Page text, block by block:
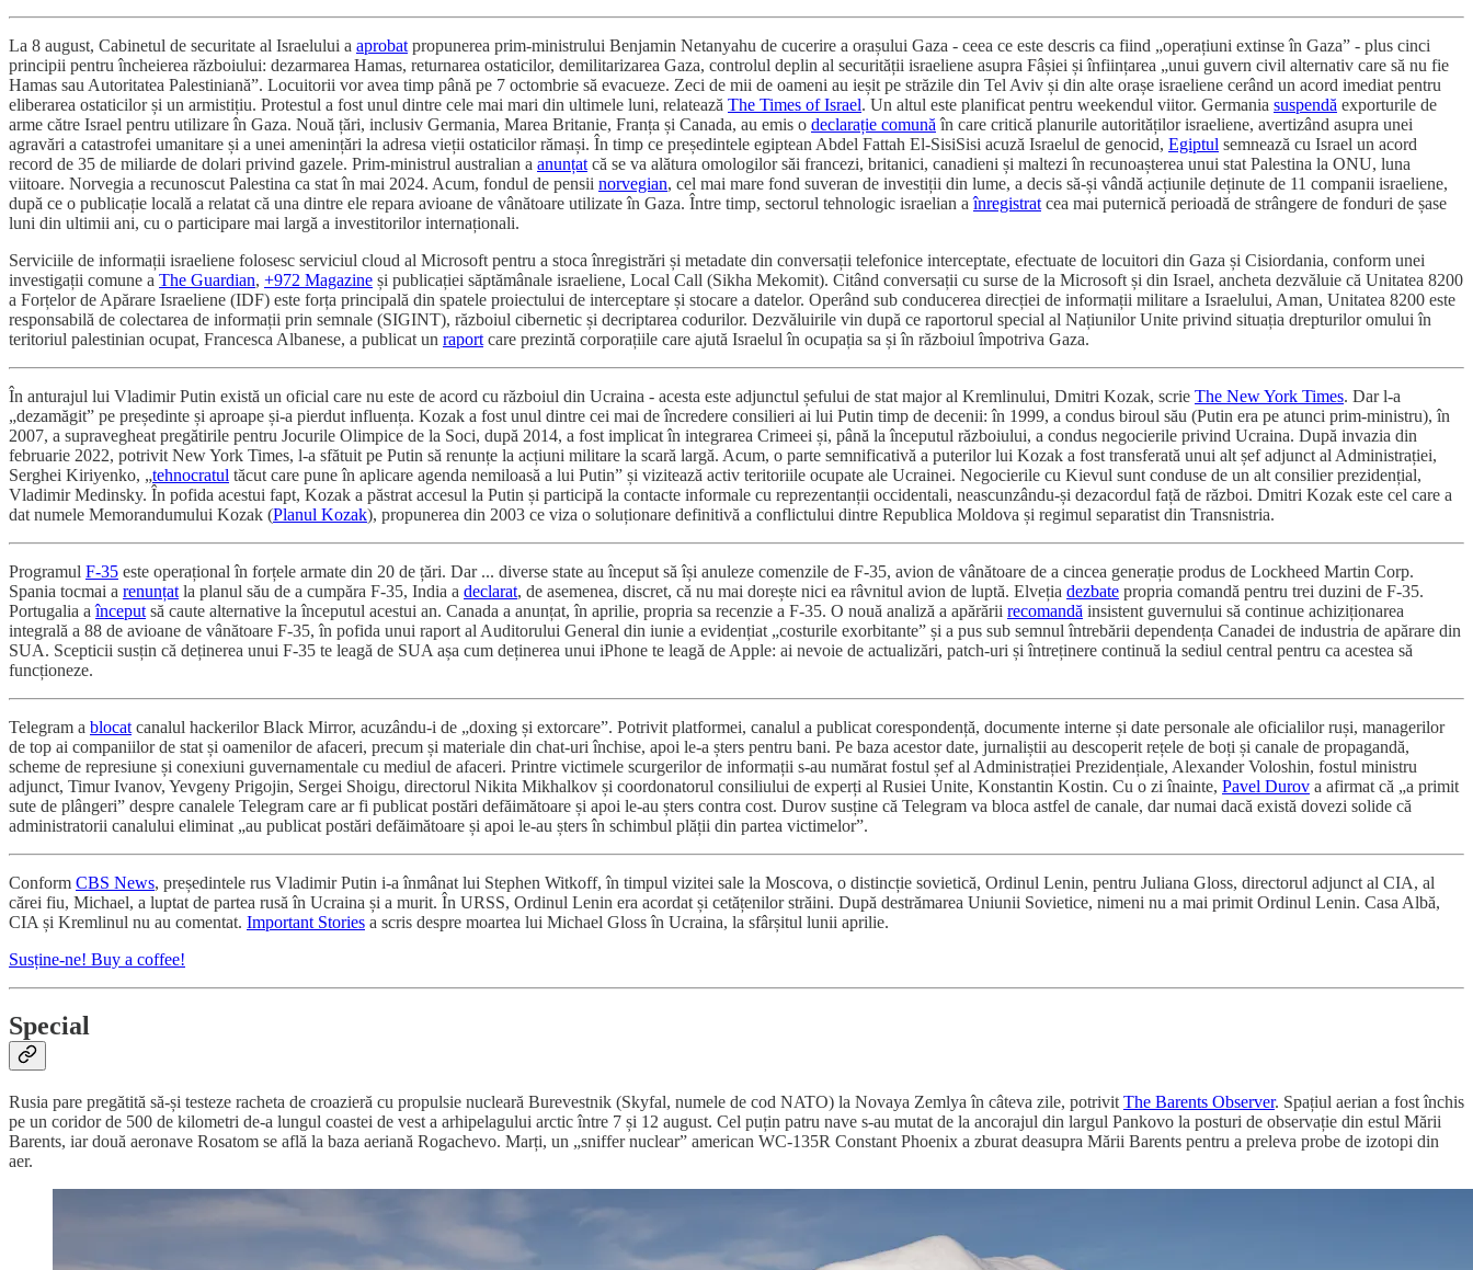
La 8 august, Cabinetul de securitate al Israelului a aprobat propunerea prim-ministrului Benjamin Netanyahu de cucerire a orașului Gaza - ceea ce este descris ca fiind „operațiuni extinse în Gaza” - plus cinci
principii pentru încheierea războiului: dezarmarea Hamas, returnarea ostaticilor, demilitarizarea Gaza, controlul deplin al securității israeliene asupra Fâșiei și înființarea „unui guvern civil alternativ care să nu fie
Hamas sau Autoritatea Palestiniană”. Locuitorii vor avea timp până pe 7 octombrie să evacueze. Zeci de mii de oameni au ieșit pe străzile din Tel Aviv și din alte orașe israeliene cerând un acord imediat pentru
eliberarea ostaticilor și un armistițiu. Protestul a fost unul dintre cele mai mari din ultimele luni, relatează The Times of Israel. Un altul este planificat pentru weekendul viitor. Germania suspendă exporturile de
arme către Israel pentru utilizare în Gaza. Nouă țări, inclusiv Germania, Marea Britanie, Franța și Canada, au emis o declarație comună în care critică planurile autorităților israeliene, avertizând asupra unei
agravări a catastrofei umanitare și a unei amenințări la adresa vieții ostaticilor rămași. În timp ce președintele egiptean Abdel Fattah El-SisiSisi acuză Israelul de genocid, Egiptul semnează cu Israel un acord
record de 35 de miliarde de dolari privind gazele. Prim-ministrul australian a anunțat că se va alătura omologilor săi francezi, britanici, canadieni și maltezi în recunoașterea unui stat Palestina la ONU, luna
viitoare. Norvegia a recunoscut Palestina ca stat în mai 2024. Acum, fondul de pensii norvegian, cel mai mare fond suveran de investiții din lume, a decis să-și vândă acțiunile deținute de 11 companii israeliene,
după ce o publicație locală a relatat că una dintre ele repara avioane de vânătoare utilizate în Gaza. Între timp, sectorul tehnologic israelian aînregistrat cea mai puternică perioadă de strângere de fonduri de șase
luni din ultimii ani, cu o participare mai largă a investitorilor internaționali.
Serviciile de informații israeliene folosesc serviciul cloud al Microsoft pentru a stoca înregistrări și metadate din conversații telefonice interceptate, efectuate de locuitori din Gaza și Cisiordania, conform unei
investigații comune a The Guardian, +972 Magazine și publicației săptămânale israeliene, Local Call (Sikha Mekomit). Citând conversații cu surse de la Microsoft și din Israel, ancheta dezvăluie că Unitatea 8200
a Forțelor de Apărare Israeliene (IDF) este forța principală din spatele proiectului de interceptare și stocare a datelor. Operând sub conducerea direcției de informații militare a Israelului, Aman, Unitatea 8200 este
responsabilă de colectarea de informații prin semnale (SIGINT), războiul cibernetic și decriptarea codurilor. Dezvăluirile vin după ce raportorul special al Națiunilor Unite privind situația drepturilor omului în
teritoriul palestinian ocupat, Francesca Albanese, a publicat un raport care prezintă corporațiile care ajută Israelul în ocupația sa și în războiul împotriva Gaza.
În anturajul lui Vladimir Putin există un oficial care nu este de acord cu războiul din Ucraina - acesta este adjunctul șefului de stat major al Kremlinului, Dmitri Kozak, scrie The New York Times. Dar l-a
„dezamăgit” pe președinte și aproape și-a pierdut influența. Kozak a fost unul dintre cei mai de încredere consilieri ai lui Putin timp de decenii: în 1999, a condus biroul său (Putin era pe atunci prim-ministru), în
2007, a supravegheat pregătirile pentru Jocurile Olimpice de la Soci, după 2014, a fost implicat în integrarea Crimeei și, până la începutul războiului, a condus negocierile privind Ucraina. După invazia din
februarie 2022, potrivit New York Times, l-a sfătuit pe Putin să renunțe la acțiuni militare la scară largă. Acum, o parte semnificativă a puterilor lui Kozak a fost transferată unui alt șef adjunct al Administrației,
Serghei Kiriyenko, „tehnocratul tăcut care pune în aplicare agenda nemiloasă a lui Putin” și vizitează activ teritoriile ocupate ale Ucrainei. Negocierile cu Kievul sunt conduse de un alt consilier prezidențial,
Vladimir Medinsky. În pofida acestui fapt, Kozak a păstrat accesul la Putin și participă la contacte informale cu reprezentanții occidentali, neascunzându-și dezacordul față de război. Dmitri Kozak este cel care a
dat numele Memorandumului Kozak (Planul Kozak), propunerea din 2003 ce viza o soluționare definitivă a conflictului dintre Republica Moldova și regimul separatist din Transnistria.
Programul F-35 este operațional în forțele armate din 20 de țări. Dar ... diverse state au început să își anuleze comenzile de F-35, avion de vânătoare de a cincea generație produs de Lockheed Martin Corp.
Spania tocmai a renunțat la planul său de a cumpăra F-35, India a declarat, de asemenea, discret, că nu mai dorește nici ea râvnitul avion de luptă. Elveția dezbate propria comandă pentru trei duzini de F-35.
Portugalia aînceput să caute alternative la începutul acestui an. Canada a anunțat, în aprilie, propria sa recenzie a F-35. O nouă analiză a apărării recomandă insistent guvernului să continue achiziționarea
integrală a 88 de avioane de vânătoare F-35, în pofida unui raport al Auditorului General din iunie a evidențiat „costurile exorbitante” și a pus sub semnul întrebării dependența Canadei de industria de apărare din
SUA. Scepticii susțin că deținerea unui F-35 te leagă de SUA așa cum deținerea unui iPhone te leagă de Apple: ai nevoie de actualizări, patch-uri și întreținere continuă la sediul central pentru ca acestea să
funcționeze.
Telegram a blocat canalul hackerilor Black Mirror, acuzându-i de „doxing și extorcare”. Potrivit platformei, canalul a publicat corespondență, documente interne și date personale ale oficialilor ruși, managerilor
de top ai companiilor de stat și oamenilor de afaceri, precum și materiale din chat-uri închise, apoi le-a șters pentru bani. Pe baza acestor date, jurnaliștii au descoperit rețele de boți și canale de propagandă,
scheme de represiune și conexiuni guvernamentale cu mediul de afaceri. Printre victimele scurgerilor de informații s-au numărat fostul șef al Administrației Prezidențiale, Alexander Voloshin, fostul ministru
adjunct, Timur Ivanov, Yevgeny Prigojin, Sergei Shoigu, directorul Nikita Mikhalkov și coordonatorul consiliului de experți al Rusiei Unite, Konstantin Kostin. Cu o zi înainte, Pavel Durov a afirmat că „a primit
sute de plângeri” despre canalele Telegram care ar fi publicat postări defăimătoare și apoi le-au șters contra cost. Durov susține că Telegram va bloca astfel de canale, dar numai dacă există dovezi solide că
administratorii canalului eliminat „au publicat postări defăimătoare și apoi le-au șters în schimbul plății din partea victimelor”.
Conform CBS News, președintele rus Vladimir Putin i-a înmânat lui Stephen Witkoff, în timpul vizitei sale la Moscova, o distincție sovietică, Ordinul Lenin, pentru Juliana Gloss, directorul adjunct al CIA, al
cărei fiu, Michael, a luptat de partea rusă în Ucraina și a murit. În URSS, Ordinul Lenin era acordat și cetățenilor străini. După destrămarea Uniunii Sovietice, nimeni nu a mai primit Ordinul Lenin. Casa Albă,
CIA și Kremlinul nu au comentat. Important Stories a scris despre moartea lui Michael Gloss în Ucraina, la sfârșitul lunii aprilie.
Susține-ne! Buy a coffee!
Special
Rusia pare pregătită să-și testeze racheta de croazieră cu propulsie nucleară Burevestnik (Skyfal, numele de cod NATO) la Novaya Zemlya în câteva zile, potrivit The Barents Observer. Spațiul aerian a fost închis
pe un coridor de 500 de kilometri de-a lungul coastei de vest a arhipelagului arctic între 7 și 12 august. Cel puțin patru nave s-au mutat de la ancorajul din largul Pankovo la posturi de observație din estul Mării
Barents, iar două aeronave Rosatom se află la baza aeriană Rogachevo. Marți, un „sniffer nuclear” american WC-135R Constant Phoenix a zburat deasupra Mării Barents pentru a preleva probe de izotopi din
aer.